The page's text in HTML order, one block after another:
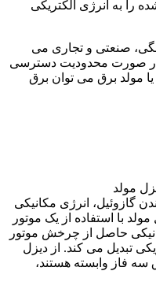
را به انرژی الکتریکی
صنعتی و تجاری می
صورت محدودیت دسترسی
یا مولد برق می توان برق
مولد
گازوئیل، انرژی مکانیکی
با استفاده از یک موتور
حاصل از چرخش موتور
تبدیل می کند. از دیزل
سه فاز وابسته هستند،